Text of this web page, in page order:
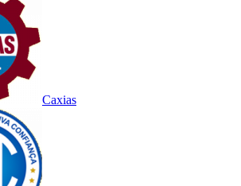
Caxias